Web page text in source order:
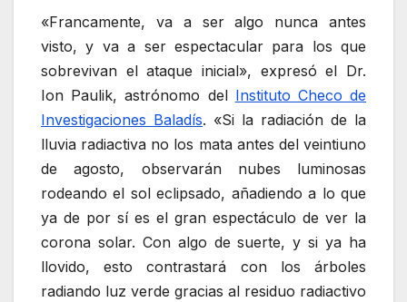
«Francamente, va a ser algo nunca antes
visto, y va a ser espectacular para los que
sobrevivan el ataque inicial», expresó el Dr.
Ion Paulik, astrónomo del Instituto Checo de
Investigaciones Baladís. «Si la radiación de la
lluvia radiactiva no los mata antes del veintiuno
de agosto, observarán nubes luminosas
rodeando el sol eclipsado, añadiendo a lo que
ya de por sí es el gran espectáculo de ver la
corona solar. Con algo de suerte, y si ya ha
llovido, esto contrastará con los árboles
radiando luz verde gracias al residuo radiactivo